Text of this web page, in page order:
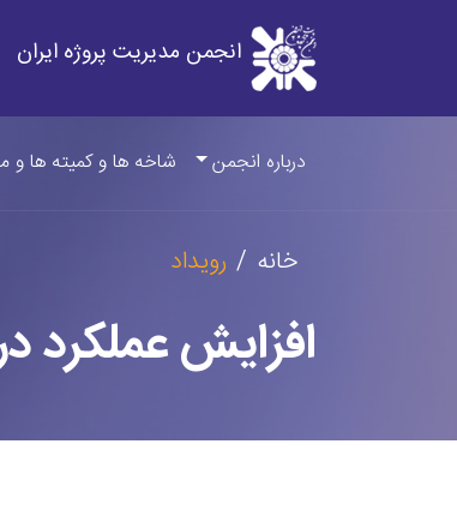
انجمن مدیریت پروژه ایران
درباره انجمن شاخه ها و کمیته ها و
خانه رویداد
افزایش